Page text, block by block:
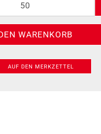
AUF DEN MERKZETTEL